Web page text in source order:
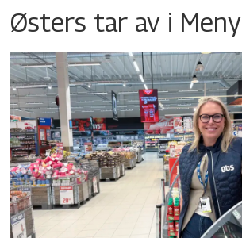
Østers tar av i Meny